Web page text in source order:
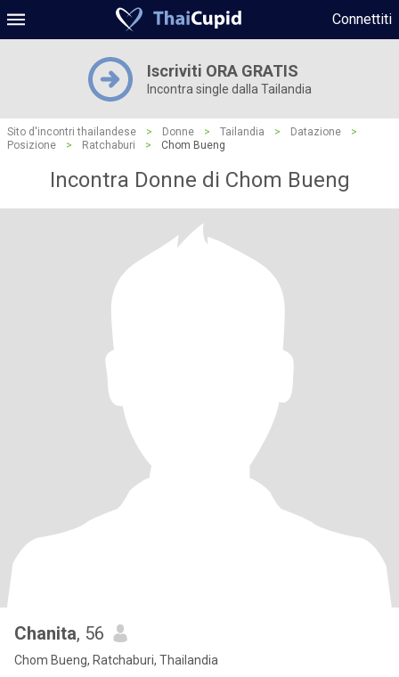
Connettiti
Iscriviti ORA GRATIS
Incontra single dalla Tailandia
Sito d'incontri thailandese > Donne > Tailandia > Datazione
>
Posizione
> Ratchaburi > Chom Bueng
Incontra Donne di Chom Bueng
Chanita, 56
Chom Bueng, Ratchaburi, Thailandia